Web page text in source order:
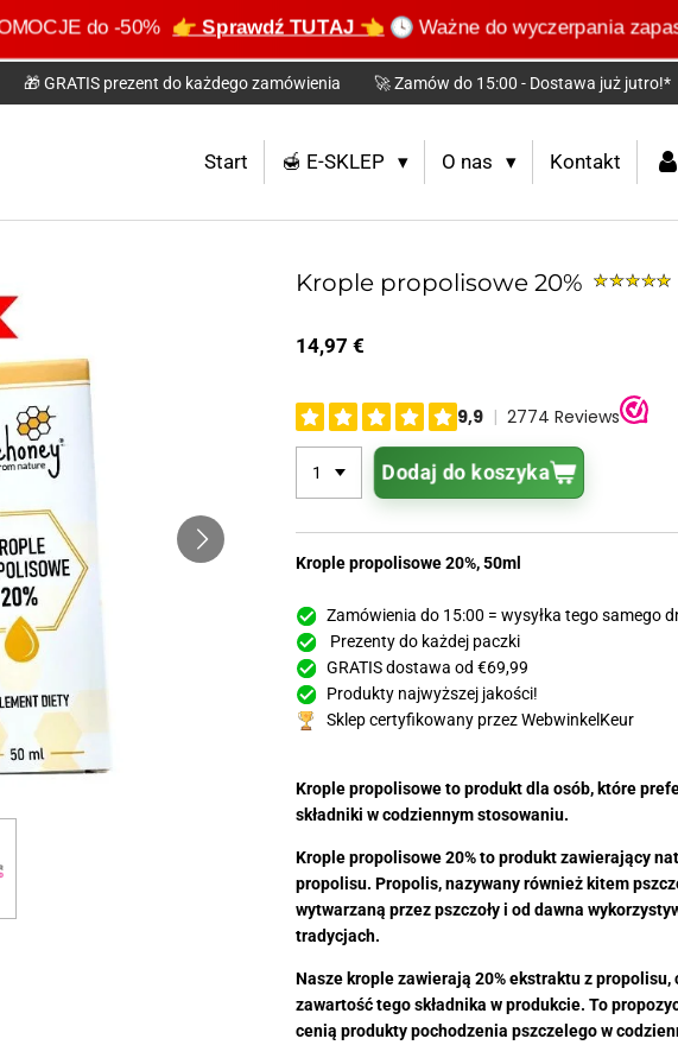
do -50% 👉 Sprawdź TUTAJ 👈 🕓 Ważne do wyczerpania
🎁 GRATIS prezent do każdego zamówienia 🚀 Zamów do 15:00 - Dostawa już jutro!*
Start 🍯 E-SKLEP O nas Kontakt
Krople propolisowe 20%
14,97 €
Dodaj do koszyka
Krople propolisowe 20%, 50ml
Zamówienia do 15:00 = wysyłka tego samego
Prezenty do każdej paczki
GRATIS dostawa od €69,99
Produkty najwyższej jakości!
Sklep certyfikowany przez WebwinkelKeur
Krople propolisowe to produkt dla osób, które
składniki w codziennym stosowaniu.
Krople propolisowe 20% to produkt zawierający
propolisu. Propolis, nazywany również kitem
wytwarzaną przez pszczoły i od dawna
tradycjach.
Nasze krople zawierają 20% ekstraktu z propolisu,
zawartość tego składnika w produkcie. To
cenią produkty pochodzenia pszczelego w